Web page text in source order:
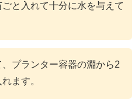
と入れて十分に水を与えて
プランター容器の淵から2
ます。